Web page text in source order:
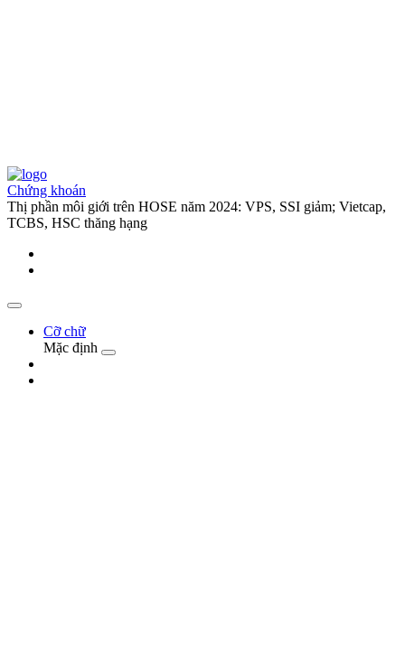
Chứng khoán
Thị phần môi giới trên HOSE năm 2024: VPS, SSI giảm; Vietcap,
TCBS, HSC thăng hạng
Cỡ chữ
Mặc định